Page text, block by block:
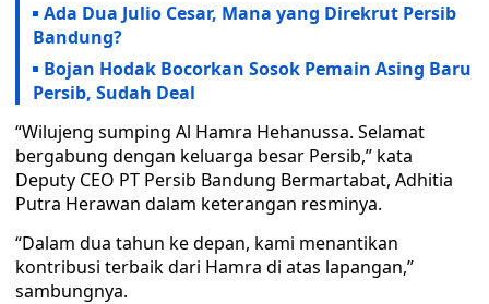
Ada Dua Julio Cesar, Mana yang Direkrut Persib
Bandung?
Bojan Hodak Bocorkan Sosok Pemain Asing Baru
Persib, Sudah Deal
“Wilujeng sumping Al Hamra Hehanussa. Selamat
bergabung dengan keluarga besar Persib,” kata
Deputy CEO PT Persib Bandung Bermartabat, Adhitia
Putra Herawan dalam keterangan resminya.
“Dalam dua tahun ke depan, kami menantikan
kontribusi terbaik dari Hamra di atas lapangan,”
sambungnya.